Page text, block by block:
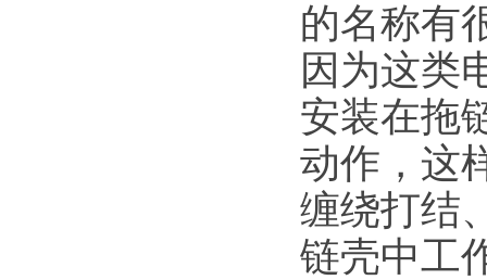
的名称有
因为这类
安装在拖
动作，这
缠绕打结
链壳中工